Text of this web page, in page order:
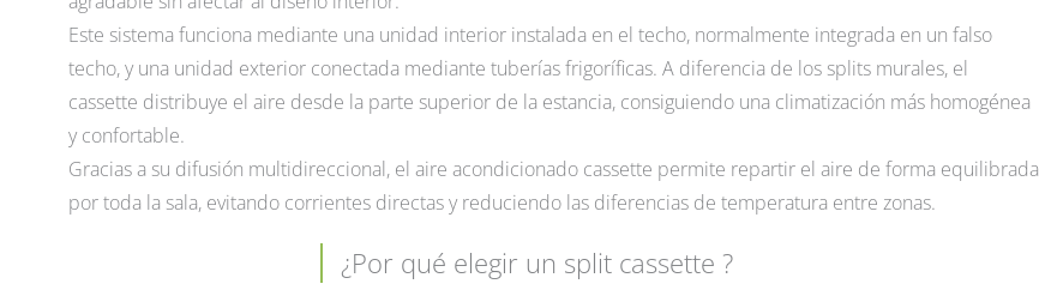
Este sistema funciona mediante una unidad interior instalada en el techo, normalmente integrada en un falso
techo, y una unidad exterior conectada mediante tuberías frigoríficas. A diferencia de los splits murales, el
cassette distribuye el aire desde la parte superior de la estancia, consiguiendo una climatización más homogénea
y confortable.
Gracias a su difusión multidireccional, el aire acondicionado cassette permite repartir el aire de forma equilibrada
por toda la sala, evitando corrientes directas y reduciendo las diferencias de temperatura entre zonas.
¿Por qué elegir un split cassette ?